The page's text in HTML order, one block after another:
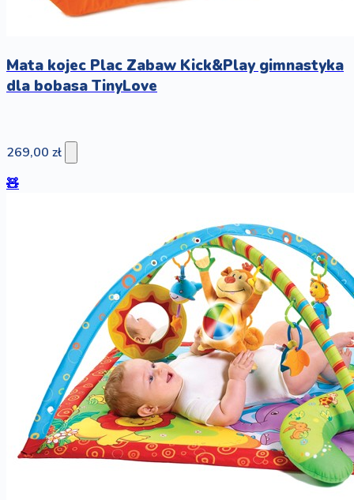
Mata kojec Plac Zabaw Kick&Play gimnastyka
dla bobasa TinyLove
269,00 zł
🧸